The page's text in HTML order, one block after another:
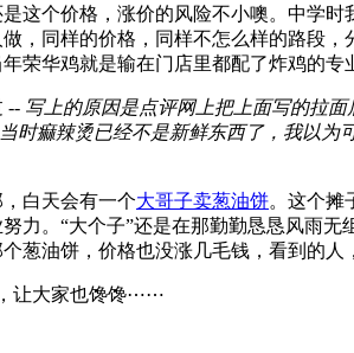
个价格，涨价的风险不小噢。中学时
，同样的价格，同样不怎么样的路段
荣华鸡就是输在门店里都配了炸鸡的专
-- 写上的原因是点评网上把上面写的拉
时痲辣烫已经不是新鲜东西了，我以
白天会有一个大哥子卖葱油饼。这个摊
力。“大个子”还是在那勤勤恳恳风雨
油饼，价格也没涨几毛钱，看到的人
让大家也馋馋⋯⋯